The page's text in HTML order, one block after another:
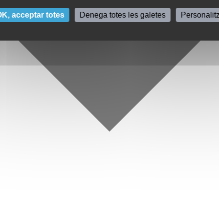
acceptar totes Denega totes les galetes